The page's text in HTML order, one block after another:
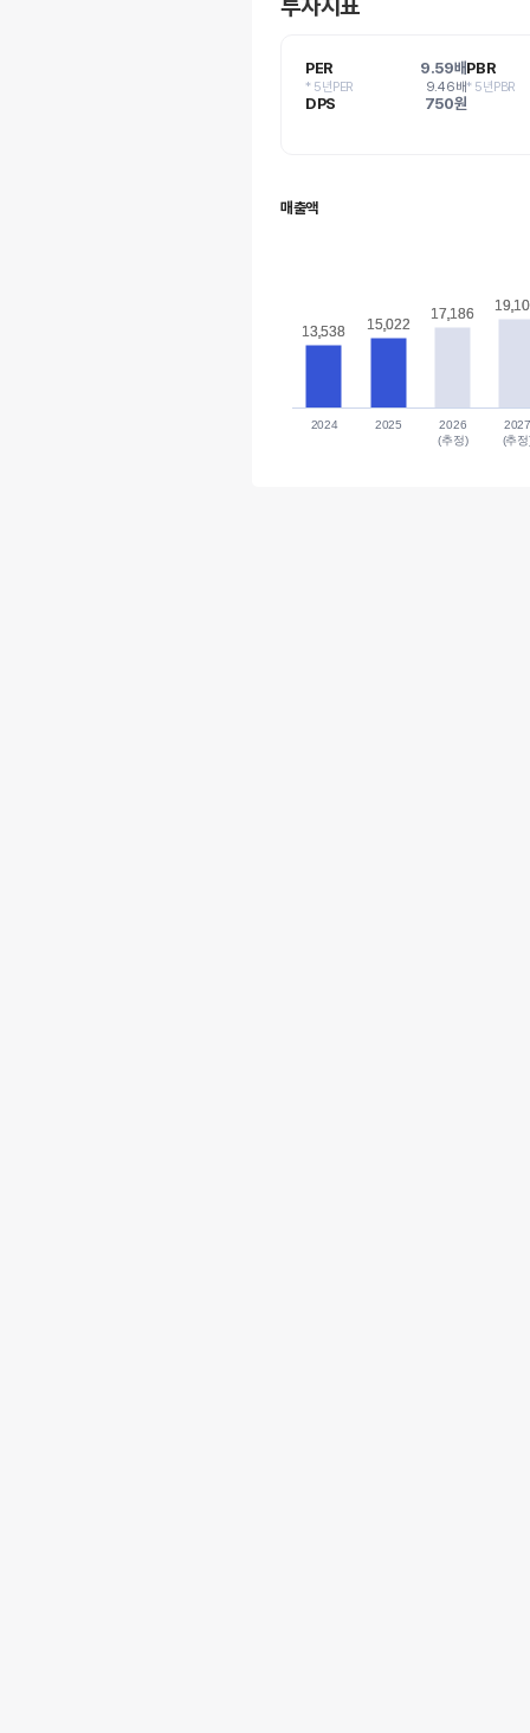
투자지표
PER 9.59배
* 5년PER 9.46배
PBR
* 5년PBR
DPS 750원
매출액
13,538
13,538 15,022
15,022
17,186
17,186
2024 2025
2026
(추정)
(추